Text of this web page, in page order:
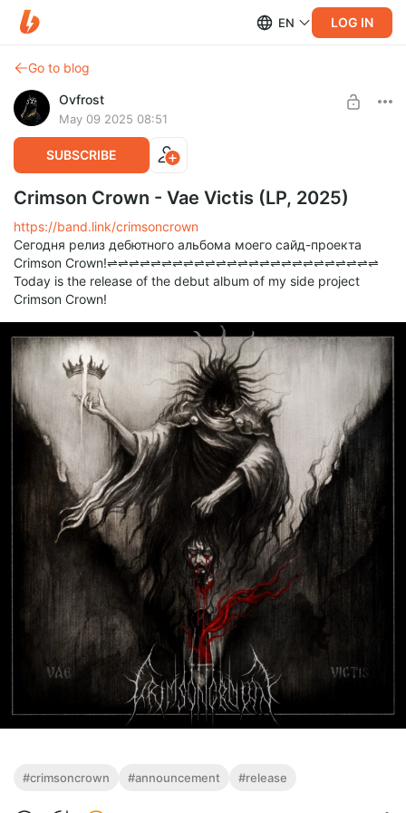
EN LOG IN
Go to blog
Ovfrost
May 09 2025 08:51
SUBSCRIBE
Crimson Crown - Vae Victis (LP, 2025)
https://band.link/crimsoncrown
Сегодня релиз дебютного альбома моего сайд-проекта
Crimson Crown!⇌⇌⇌⇌⇌⇌⇌⇌⇌⇌⇌⇌⇌⇌⇌⇌⇌⇌⇌⇌⇌⇌⇌⇌⇌
Today is the release of the debut album of my side project
Crimson Crown!
#crimsoncrown #announcement #release